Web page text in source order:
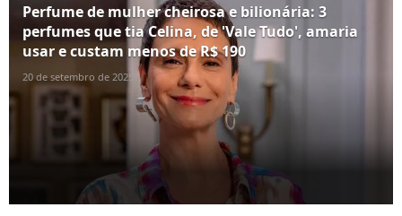
Perfume de mulher cheirosa e bilionária: 3
perfumes que tia Celina, de 'Vale Tudo', amaria
usar e custam menos de R$ 190
20 de setembro de 2025